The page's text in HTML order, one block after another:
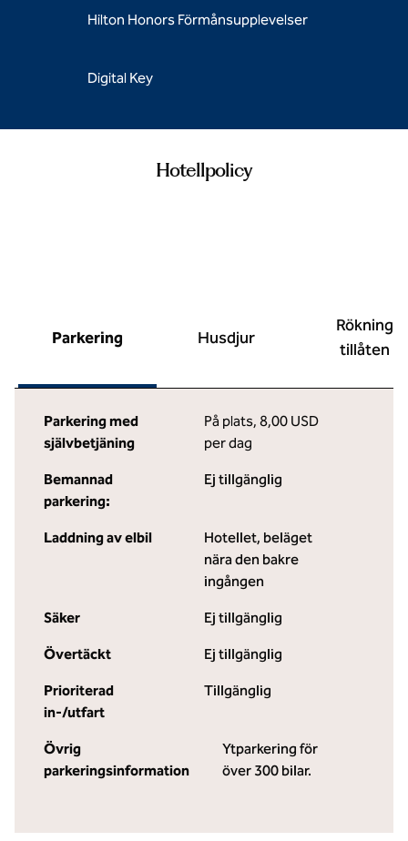
Hilton Honors Förmånsupplevelser
Digital Key
Hotellpolicy
Parkering Husdjur
Rökning
tillåten
Parkering med
självbetjäning
På plats, 8,00 USD
per dag
Bemannad
parkering:
Ej tillgänglig
Laddning av elbil Hotellet, beläget
nära den bakre
ingången
Säker Ej tillgänglig
Övertäckt Ej tillgänglig
Prioriterad
in-/utfart
Tillgänglig
Övrig
parkeringsinformation
Ytparkering för
över 300 bilar.